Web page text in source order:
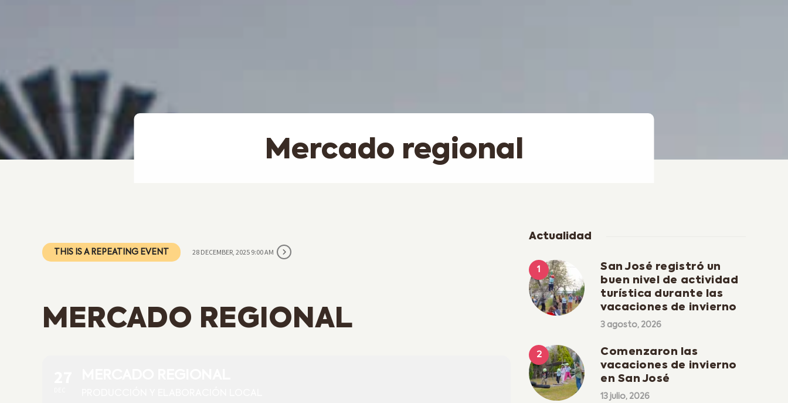
Mercado regional
THIS IS A REPEATING EVENT 28 DECEMBER, 2025 9:00 AM
MERCADO REGIONAL
Actualidad
San José registró un
buen nivel de actividad
turística durante las
vacaciones de invierno
3 agosto, 2026
Comenzaron las
vacaciones de invierno
en San José
13 julio, 2026